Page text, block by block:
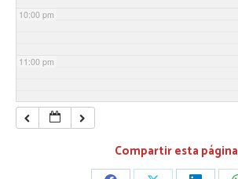
10:00 pm
11:00 pm
Compartir esta página